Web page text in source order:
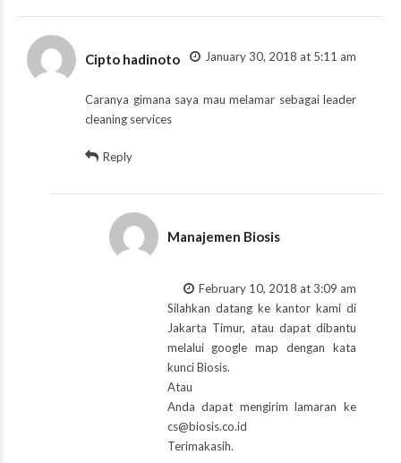
Cipto hadinoto January 30, 2018 at 5:11 am
Caranya gimana saya mau melamar sebagai leader
cleaning services
Reply
Manajemen Biosis
February 10, 2018 at 3:09 am
Silahkan datang ke kantor kami di
Jakarta Timur, atau dapat dibantu
melalui google map dengan kata
kunci Biosis.
Atau
Anda dapat mengirim lamaran ke
cs@biosis.co.id
Terimakasih.